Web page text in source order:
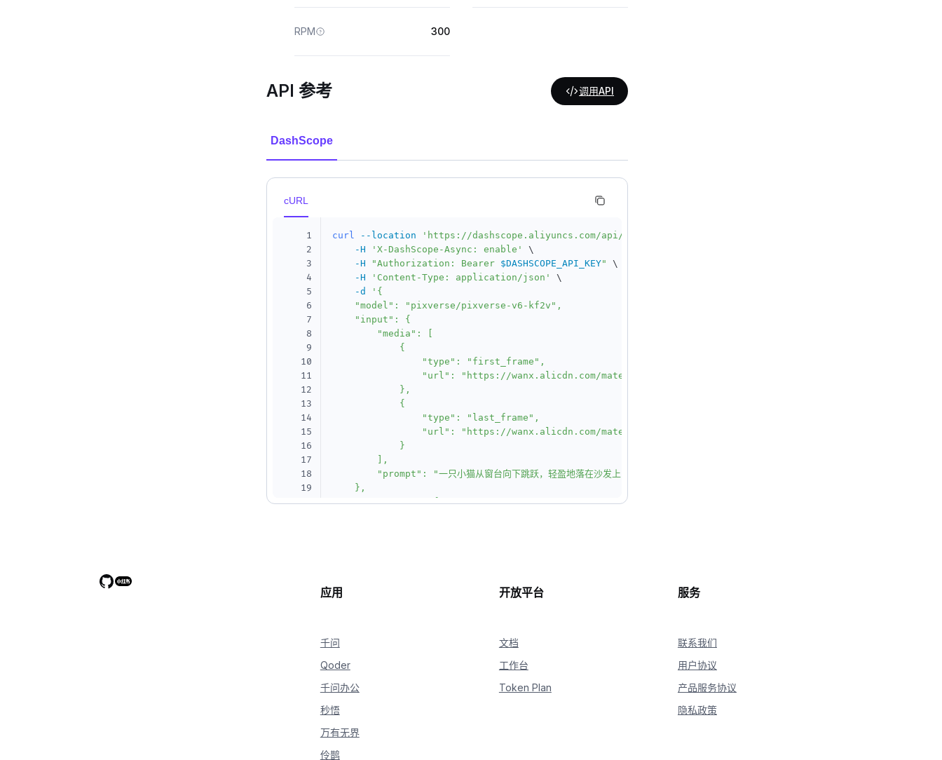
RPM 300
API 参考 调用API
DashScope
cURL
1
2
3
4
5
6
7
8
9
10
11
12
13
14
15
16
17
18
19
20
curl --location 'https://dashscope.aliyuncs.com/api/v1/services/aigc/video-generation/video-synthesis'
-H
'X-DashScope-Async: enable'
\
-H
"Authorization: Bearer $DASHSCOPE_API_KEY"
\
-H
'Content-Type: application/json'
\
-d
'{
    "model": "pixverse/pixverse-v6-kf2v",
    "input": {
        "media": [
            {
                "type": "first_frame",
                "url": "https://wanx.alicdn.com/material/20250318/first_frame.png"
            },
            {
                "type": "last_frame",
                "url": "https://wanx.alicdn.com/material/20250318/last_frame.png"
            }
        ],
        "prompt": "一只小猫从窗台向下跳跃，轻盈地落在沙发上，然后好奇地环顾四周。"
    },
    "parameters": {
应用
千问
Qoder
千问办公
秒悟
万有无界
伶鹊
开放平台
文档
工作台
Token Plan
服务
联系我们
用户协议
产品服务协议
隐私政策